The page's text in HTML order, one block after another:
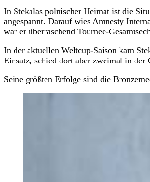
In Stekalas polnischer Heimat ist die
angespannt. Darauf wies Amnesty
war er überraschend Tournee-
In der aktuellen Weltcup-Saison kam
Einsatz, schied dort aber zweimal in der
Seine größten Erfolge sind die